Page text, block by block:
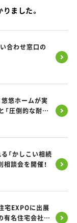
ました。
合わせ窓口の
悠ホームが実
「圧倒的な耐震
密とは？
「かしこい相続
談会を開催！
住宅EXPOに出展
有名住宅会社9